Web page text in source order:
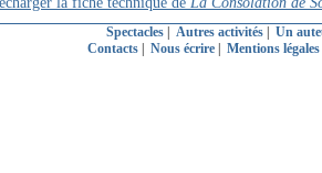
Spectacles| Autres activités|
Un
Contacts| Nous écrire| Mentions légales